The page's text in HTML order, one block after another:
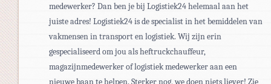
medewerker? Dan ben je bij Logistiek24 helemaal aan het
juiste adres! Logistiek24 is de specialist in het bemiddelen van
vakmensen in transport en logistiek. Wij zijn erin
gespecialiseerd om jou als heftruckchauffeur,
magazijnmedewerker of logistiek medewerker aan een
nieuwe baan te helpen. Sterker nog, we doen niets liever! Zie